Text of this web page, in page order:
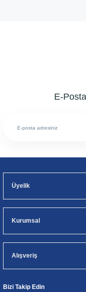
E-
Üyelik
Kurumsal
Alışveriş
Bizi Takip Edin